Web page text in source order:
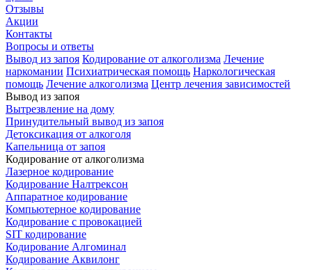
Отзывы
Акции
Контакты
Вопросы и ответы
Вывод из запоя Кодирование от алкоголизма Лечение
наркомании Психиатрическая помощь Наркологическая
помощь Лечение алкоголизма Центр лечения зависимостей
Вывод из запоя
Вытрезвление на дому
Принудительный вывод из запоя
Детоксикация от алкоголя
Капельница от запоя
Кодирование от алкоголизма
Лазерное кодирование
Кодирование Налтрексон
Аппаратное кодирование
Компьютерное кодирование
Кодирование с провокацией
SIT кодирование
Кодирование Алгоминал
Кодирование Аквилонг